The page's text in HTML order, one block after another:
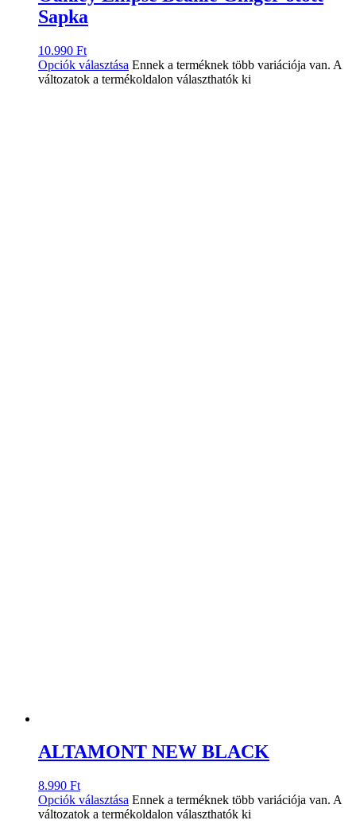
Sapka
10.990 Ft
Opciók választása Ennek a terméknek több variációja van. A
változatok a termékoldalon választhatók ki
ALTAMONT NEW BLACK
8.990 Ft
Opciók választása Ennek a terméknek több variációja van. A
változatok a termékoldalon választhatók ki